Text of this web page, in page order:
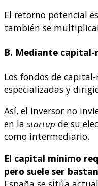
El retorno potencial
también se
B. Mediante capital-
Los fondos de
especializadas y
Así, el inversor no
en la startup de su
como intermediario.
El capital mínimo
pero suele ser